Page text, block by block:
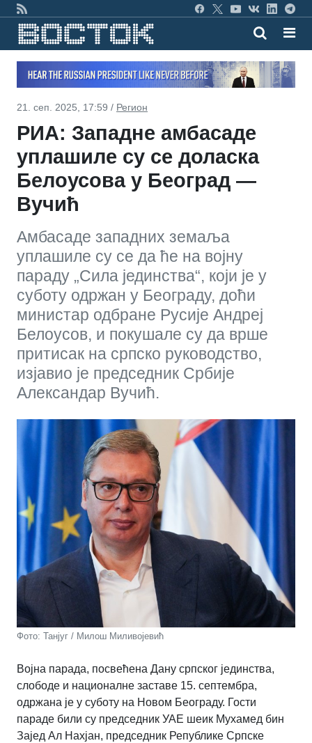
21. сеп. 2025, 17:59 / Регион
РИА: Западне амбасаде
уплашиле су се доласка
Белоусова у Београд —
Вучић
Амбасаде западних земаља
уплашиле су се да ће на војну
параду „Сила јединства“, који је у
суботу одржан у Београду, доћи
министар одбране Русије Андреј
Белоусов, и покушале су да врше
притисак на српско руководство,
изјавио је председник Србије
Александар Вучић.
Фото: Танјуг / Милош Миливојевић
Војна парада, посвећена Дану српског јединства,
слободе и националне заставе 15. септембра,
одржана је у суботу на Новом Београду. Гости
параде били су председник УАЕ шеик Мухамед бин
Зајед Ал Нахјан, председник Републике Српске